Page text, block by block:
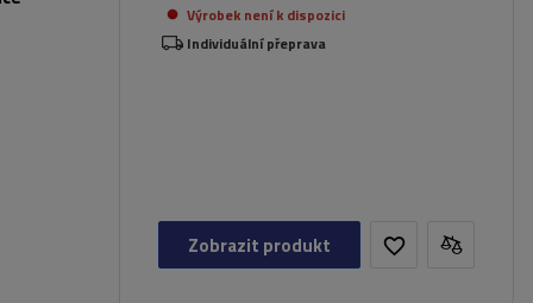
Výrobek není k dispozici
Individuální přeprava
Zobrazit produkt